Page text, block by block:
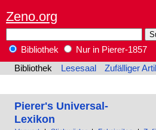
Zeno.org
Bibliothek
Nur in Pierer-1857
Bibliothek
Lesesaal Zufälliger
Pierer's Universal-
Lexikon